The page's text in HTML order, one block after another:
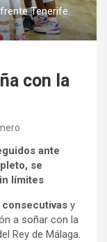
Tenerife.
con la
ante
se
límites
y
a soñar con la
Rey de Málaga.